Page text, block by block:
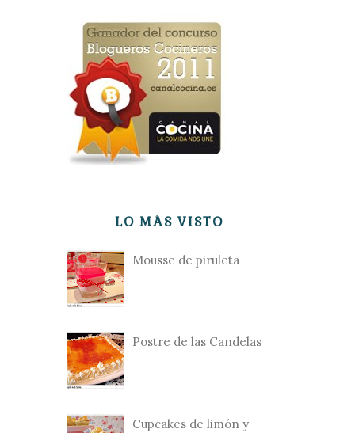
LO MÁS VISTO
Mousse de piruleta
Postre de las Candelas
Cupcakes de limón y